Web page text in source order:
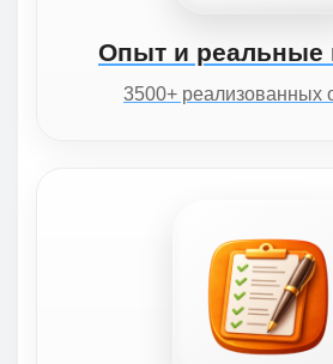
Опыт и реальные
3500+ реализованных